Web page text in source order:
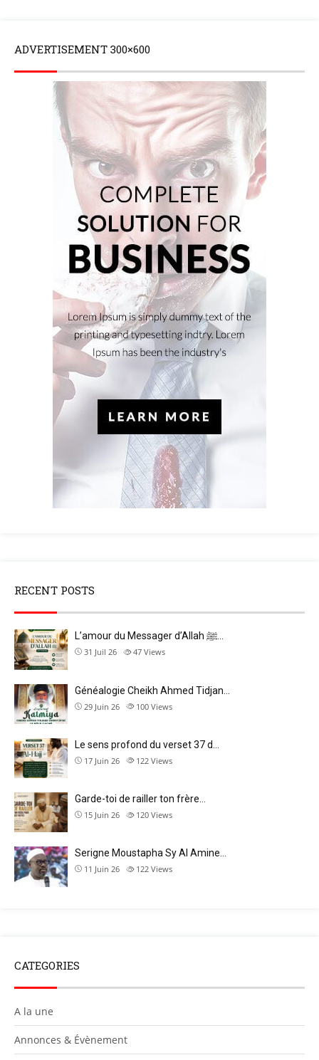
ADVERTISEMENT 300×600
RECENT POSTS
L’amour du Messager d’Allah ﷺ…
31 Juil 26 47 Views
Généalogie Cheikh Ahmed Tidjan…
29 Juin 26 100 Views
Le sens profond du verset 37 d…
17 Juin 26 122 Views
Garde-toi de railler ton frère…
15 Juin 26 120 Views
Serigne Moustapha Sy Al Amine…
11 Juin 26 122 Views
CATEGORIES
A la une
Annonces & Évènement